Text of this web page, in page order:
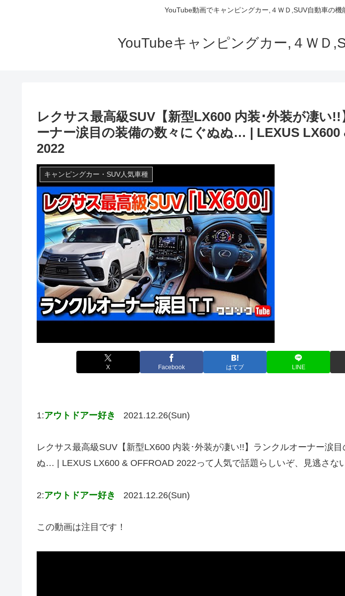
YouTube動画でキャンピングカー,４ＷＤ,SUV自動車の
YouTubeキャンピングカー,４ＷＤ
レクサス最高級SUV【新型LX600 内装･外装が凄い
ーナー涙目の装備の数々にぐぬぬ… | LEXUS LX600
2022
キャンピングカー・SUV人気車種
X Facebook はてブ LINE
1:アウトドアー好き 2021.12.26(Sun)
レクサス最高級SUV【新型LX600 内装･外装が凄い!!】ランクルオーナー涙
ぬ… | LEXUS LX600 & OFFROAD 2022って人気で話題らしいぞ、見逃さな
2:アウトドアー好き 2021.12.26(Sun)
この動画は注目です！